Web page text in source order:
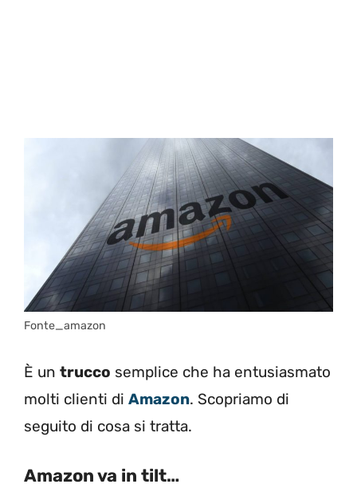
Fonte_amazon
È un trucco semplice che ha entusiasmato
molti clienti di Amazon. Scopriamo di
seguito di cosa si tratta.
Amazon va in tilt…